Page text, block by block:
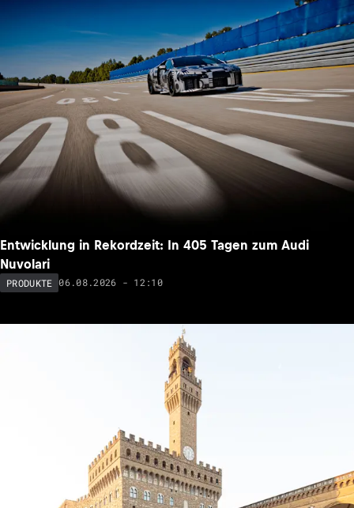
Entwicklung in Rekordzeit: In 405 Tagen zum Audi
Nuvolari
PRODUKTE 06.08.2026 - 12:10